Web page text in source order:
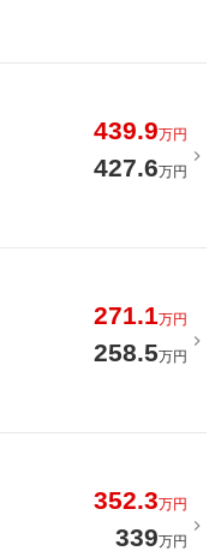
439.9万円
427.6万円
271.1万円
258.5万円
352.3万円
339万円